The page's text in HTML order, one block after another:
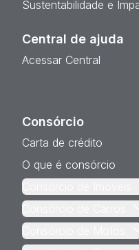
Sustentabilidade e
Central de ajuda
Acessar Central
Consórcio
Carta de crédito
O que é consórcio